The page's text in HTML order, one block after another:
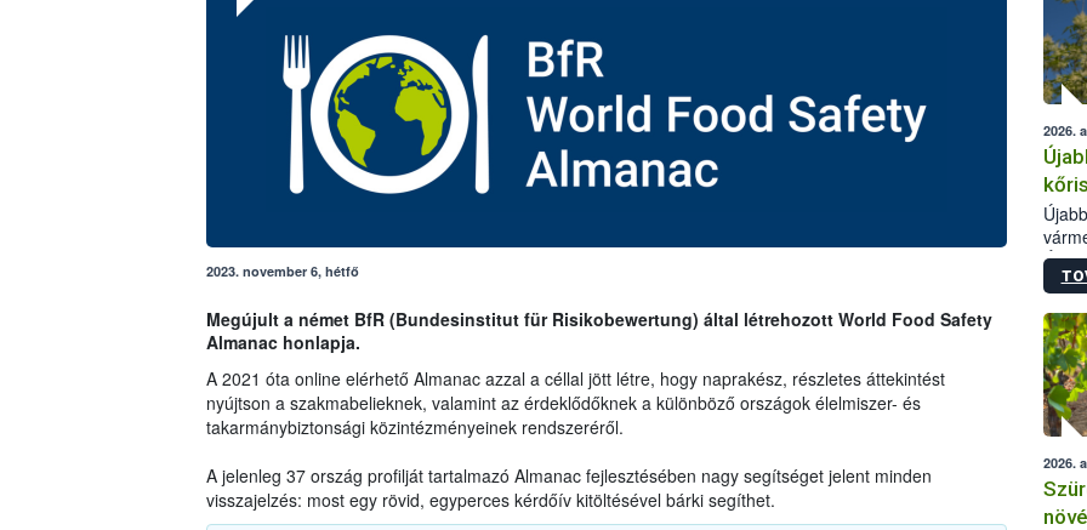
2023. november 6, hétfő
Megújult a német BfR (Bundesinstitut für Risikobewertung) által létrehozott World Food Safety
Almanac honlapja.
A 2021 óta online elérhető Almanac azzal a céllal jött létre, hogy naprakész, részletes áttekintést
nyújtson a szakmabelieknek, valamint az érdeklődőknek a különböző országok élelmiszer- és
takarmánybiztonsági közintézményeinek rendszeréről.
A jelenleg 37 ország profilját tartalmazó Almanac fejlesztésében nagy segítséget jelent minden
visszajelzés: most egy rövid, egyperces kérdőív kitöltésével bárki segíthet.
2026.
2026.